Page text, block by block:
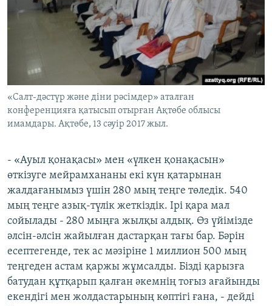
«Салт-дәстүр және діни рәсімдер» аталған
конференцияға қатысып отырған Ақтөбе облысы
имамдары. Ақтөбе, 13 сәуір 2017 жыл.
- «Ауыл қонақасы» мен «үлкен қонақасын»
өткізуге мейрамхананы екі күн қатарынан
жалдағанымыз үшін 280 мың теңге төледік. 540
мың теңге азық-түлік жеткіздік. Ірі қара мал
сойылады - 280 мыңға жылқы алдық. Өз үйімізде
әлсін-әлсін жайылған дастарқан тағы бар. Бәрін
есептегенде, тек ас мәзіріне 1 миллион 500 мың
теңгеден астам қаржы жұмсалды. Бізді қарызға
батудан құтқарып қалған әкемнің тоғыз ағайынды
екендігі мен жолдастарының көптігі ғана, - дейді